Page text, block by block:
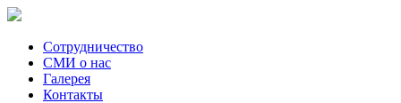
Сотрудничество
СМИ о нас
Галерея
Контакты